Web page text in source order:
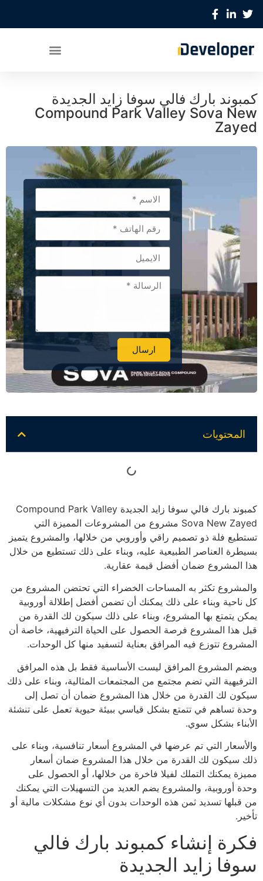
كمبوند بارك فالي سوفا زايد الجديدة
Compound Park Valley Sova New
Zayed
ارسال
Alternative:
المحتويات
كمبوند بارك فالي سوفا زايد الجديدة Compound Park Valley
Sova New Zayed مشروع من المشروعات المميزة التي
تستطيع فلة ذو تصميم راقي وأوروبي من خلالها، والمشروع يتميز
بسيطرة العناصر الطبيعية عليه، وبناء على ذلك تستطيع من خلال
هذا المشروع ضمان أفضل قيمة عقارية.
والمشروع تكثر به المساحات الخضراء التي تحتضن المشروع من
كل ناحية وبناء على ذلك يمكنك أن تضمن أفضل إطلالة أوروبية
يمكن يتمتع بها المشروع، وبناء على ذلك سيكون لك القدرة من
قبل هذا المشروع فرصة الحصول على الحياة الترفيهية، خاصة أن
المشروع تتوزع فيه المرافق بعناية لتسفيد منها كل الوحدات.
ويضم المشروع المرافق ليست الأساسية فقط بل هذه المرافق
الترفيهية التي تضم مجتمع من المجتمعات المثالية، وبناء على ذلك
سيكون لك القدرة من خلال هذا المشروع ضمان أن تصل إلى
وحدة تساهم في تتمتع بشكل قياسي ببيئة حيوية تعمل على تنشئة
الأبناء بشكل سوي.
والأسعار التي تم عرضها في المشروع أسعار تنافسية، وبناء على
ذلك سيكون لك القدرة من خلال هذا المشروع ضمان أسعار
مميزة يمكنك التملك لفيلا فاخرة من خلالها، أو الحصول على
وحدة أوروبية، والمشروع يضم العديد من التسهيلات التي يمكنك
من قبلها تسديد ثمن هذه الوحدات بدون أي نوع مشكلات مالية أو
تأخير.
فكرة إنشاء كمبوند بارك فالي
سوفا زايد الجديدة